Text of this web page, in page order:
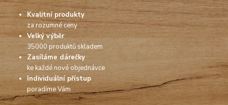
Kvalitní produkty
za rozumné ceny
Velký výběr
35000 produktů skladem
Zasíláme dárečky
ke každé nové objednávce
Individuální přístup
poradíme Vám